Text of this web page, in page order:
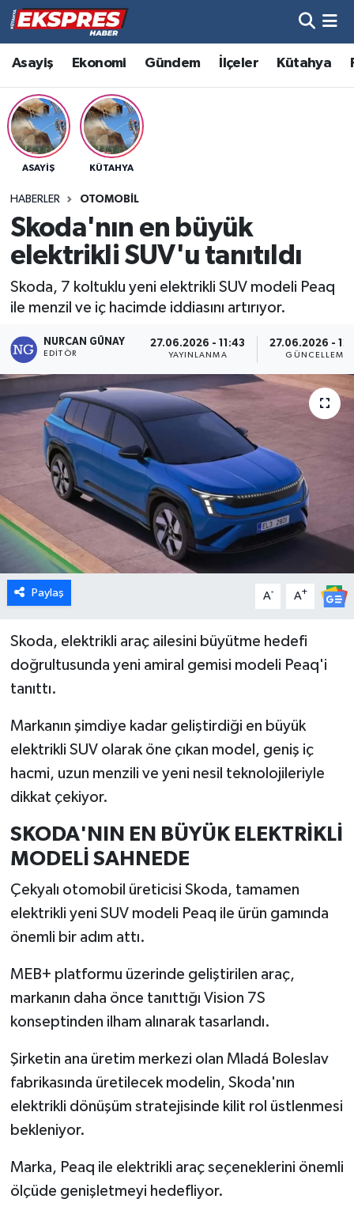
Asayiş Ekonomi Gündem İlçeler Kütahya
ASAYIŞ KÜTAHYA
HABERLER OTOMOBIL
Skoda'nın en büyük
elektrikli SUV'u tanıtıldı
Skoda, 7 koltuklu yeni elektrikli SUV modeli Peaq
ile menzil ve iç hacimde iddiasını artırıyor.
NURCAN GÜNAY
EDITÖR
27.06.2026 - 11:43
YAYINLANMA
27.06.2026 -
GÜNCELLEME
Paylaş A- A+
Skoda, elektrikli araç ailesini büyütme hedefi
doğrultusunda yeni amiral gemisi modeli Peaq'i
tanıttı.
Markanın şimdiye kadar geliştirdiği en büyük
elektrikli SUV olarak öne çıkan model, geniş iç
hacmi, uzun menzili ve yeni nesil teknolojileriyle
dikkat çekiyor.
SKODA'NIN EN BÜYÜK ELEKTRİKLİ
MODELİ SAHNEDE
Çekyalı otomobil üreticisi Skoda, tamamen
elektrikli yeni SUV modeli Peaq ile ürün gamında
önemli bir adım attı.
MEB+ platformu üzerinde geliştirilen araç,
markanın daha önce tanıttığı Vision 7S
konseptinden ilham alınarak tasarlandı.
Şirketin ana üretim merkezi olan Mladá Boleslav
fabrikasında üretilecek modelin, Skoda'nın
elektrikli dönüşüm stratejisinde kilit rol üstlenmesi
bekleniyor.
Marka, Peaq ile elektrikli araç seçeneklerini önemli
ölçüde genişletmeyi hedefliyor.
Altıntaş
Asayiş
Aslanapa
Bölge
Çavdarhisar
Domaniç
Dumlupınar
Eğitim
Ekonomi
Emet
Foto Galeri
Gediz
Gündem
İlçeler
Kültür Sanat
Kütahya
Magazin
Politika
Resmi İlan
Rüya Tabirleri
Şaphane
Hava Durumu
Trafik Durumu
Süper Lig Puan Durumu ve Fikstür
Son Dakika Haberleri
Haber Arşivi